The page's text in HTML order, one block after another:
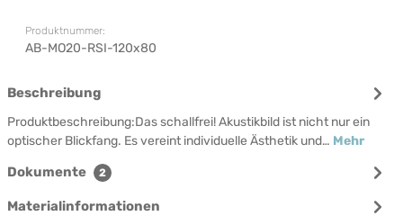
Produktnummer:
AB-MO20-RSI-120x80
Beschreibung
Produktbeschreibung:Das schallfrei! Akustikbild ist nicht nur ein
optischer Blickfang. Es vereint individuelle Ästhetik und… Mehr
Dokumente 2
Materialinformationen